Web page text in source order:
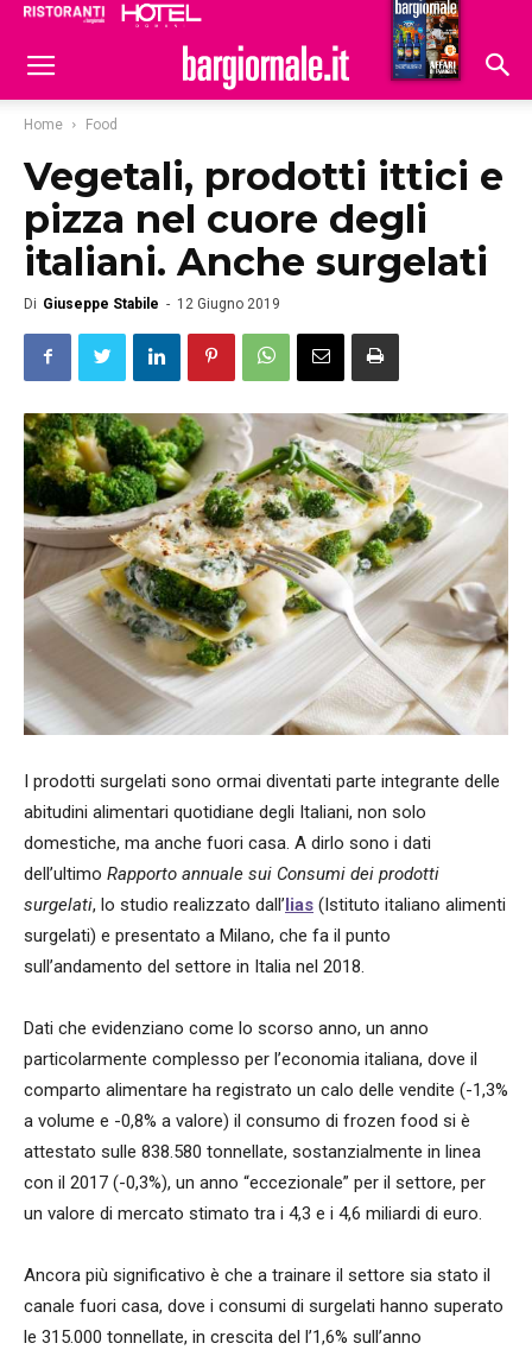
Hoteldomani
Home Food
Vegetali, prodotti ittici e
pizza nel cuore degli
italiani. Anche surgelati
Di Giuseppe Stabile - 12 Giugno 2019
I prodotti surgelati sono ormai diventati parte integrante delle
abitudini alimentari quotidiane degli Italiani, non solo
domestiche, ma anche fuori casa. A dirlo sono i dati
dell’ultimo Rapporto annuale sui Consumi dei prodotti
surgelati, lo studio realizzato dall’Iias (Istituto italiano alimenti
surgelati) e presentato a Milano, che fa il punto
sull’andamento del settore in Italia nel 2018.
Dati che evidenziano come lo scorso anno, un anno
particolarmente complesso per l’economia italiana, dove il
comparto alimentare ha registrato un calo delle vendite (-1,3%
a volume e -0,8% a valore) il consumo di frozen food si è
attestato sulle 838.580 tonnellate, sostanzialmente in linea
con il 2017 (-0,3%), un anno “eccezionale” per il settore, per
un valore di mercato stimato tra i 4,3 e i 4,6 miliardi di euro.
Ancora più significativo è che a trainare il settore sia stato il
canale fuori casa, dove i consumi di surgelati hanno superato
le 315.000 tonnellate, in crescita del l’1,6% sull’anno